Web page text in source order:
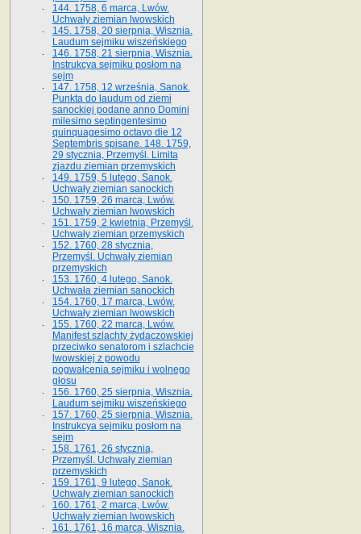
144. 1758, 6 marca, Lwów.
Uchwały ziemian lwowskich
145. 1758, 20 sierpnia, Wisznia.
Laudum sejmiku wiszeńskiego
146. 1758, 21 sierpnia, Wisznia.
Instrukcya sejmiku posłom na
sejm
147. 1758, 12 września, Sanok.
Punkta do laudum od ziemi
sanockiej podane anno Domini
milesimo septingentesimo
quinquagesimo octavo die 12
Septembris spisane. 148. 1759,
29 stycznia, Przemyśl. Limita
zjazdu ziemian przemyskich
149. 1759, 5 lutego, Sanok.
Uchwały ziemian sanockich
150. 1759, 26 marca, Lwów.
Uchwały ziemian lwowskich
151. 1759, 2 kwietnia, Przemyśl.
Uchwały ziemian przemyskich
152. 1760, 28 stycznia,
Przemyśl. Uchwały ziemian
przemyskich
153. 1760, 4 lutego, Sanok.
Uchwała ziemian sanockich
154. 1760, 17 marca, Lwów.
Uchwały ziemian lwowskich
155. 1760, 22 marca, Lwów.
Manifest szlachty żydaczowskiej
przeciwko senatorom i szlachcie
lwowskiej z po­wodu
pogwałcenia sejmiku i wolnego
głosu
156. 1760, 25 sierpnia, Wisznia.
Laudum sejmiku wiszeńskiego
157. 1760, 25 sierpnia, Wisznia.
Instrukcya sejmiku posłom na
sejm
158. 1761, 26 stycznia,
Przemyśl. Uchwały ziemian
przemyskich
159. 1761, 9 lutego, Sanok.
Uchwały ziemian sanockich
160. 1761, 2 marca, Lwów.
Uchwały ziemian lwowskich
161. 1761, 16 marca, Wisznia.